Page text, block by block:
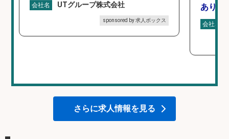
会社名 UTグループ株式会社
sponsored by 求人ボックス
あり×
会社名
さらに求人情報を見る